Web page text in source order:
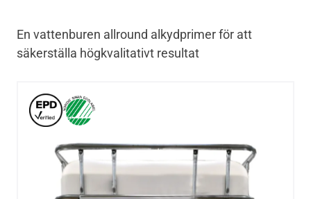
En vattenburen allround alkydprimer för att
säkerställa högkvalitativt resultat